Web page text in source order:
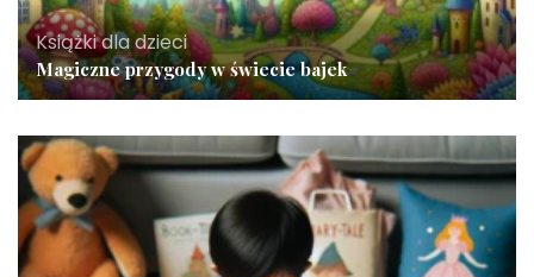
Książki dla dzieci
Magiczne przygody w świecie bajek